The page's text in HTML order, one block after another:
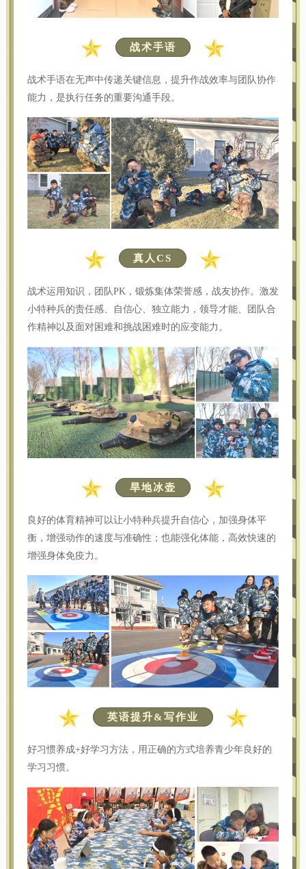
战术手语
战术手语在无声中传递关键信息，提升作战效率与团队协作
能力，是执行任务的重要沟通手段。
真人CS
战术运用知识，团队PK，锻炼集体荣誉感，战友协作。激发
小特种兵的责任感、自信心、独立能力，领导才能、团队合
作精神以及面对困难和挑战困难时的应变能力。
旱地冰壶
良好的体育精神可以让小特种兵提升自信心，加强身体平
衡，增强动作的速度与准确性；也能强化体能，高效快速的
增强身体免疫力。
英语提升&写作业
好习惯养成+好学习方法，用正确的方式培养青少年良好的
学习习惯。